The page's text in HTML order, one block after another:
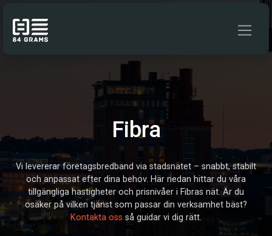
Fibra
Vi levererar företagsbredband via stadsnätet – snabbt, stabilt
och anpassat efter dina behov. Här nedan hittar du våra
tillgängliga hastigheter och prisnivåer i Fibras nät. Är du
osäker på vilken tjänst som passar din verksamhet bäst?
Kontakta oss så guidar vi dig rätt.